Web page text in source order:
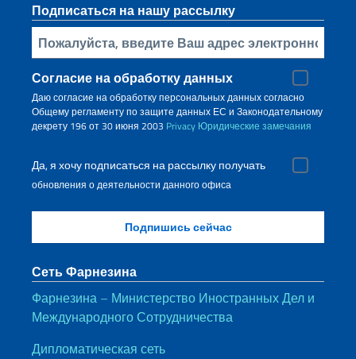
Подписаться на нашу рассылку
Bставьте свой адрес электронной почты
Согласие на обработку данных
Даю согласие на обработку персональных данных согласно
Общему регламенту по защите данных ЕС и Законодательному
декрету 196 от 30 июня 2003 Privacy Юридические замечания
Да, я хочу подписаться на рассылку получать
обновления о деятельности данного офиса
Сеть Фарнезина
Фарнезина – Министерство Иностранных Дел и
Международного Сотрудничества
Дипломатическая сеть